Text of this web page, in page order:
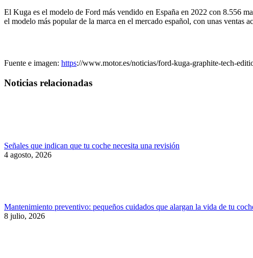
El Kuga es elmodelo de Ford más vendido en España en 2022 con 8.556
el modelo más popularde la marca en el mercado español, con unas ventas
Fuente e imagen: https://www.motor.es/noticias/ford-kuga-graphite-tech-
Noticias relacionadas
Señales que indican que tu coche necesita una revisión
4 agosto, 2026
Mantenimiento preventivo: pequeños cuidados que alargan la vida de tu
8 julio, 2026